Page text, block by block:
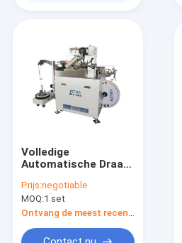
Volledige
Automatische Draad
Standaard 950 * 800
* 1290MM
Prijs:negotiable
MOQ:1 set